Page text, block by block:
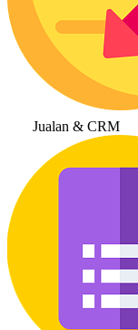
Jualan & CRM